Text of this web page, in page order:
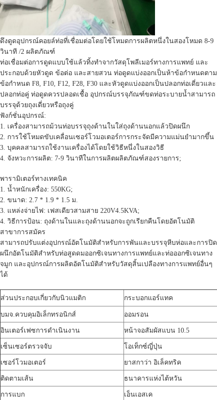
เครื่องประกอบเช็ควาล์ว
เครื่องเปิดหน้าต่างกล่องพาเลทพลาสติก
ดึงดูดอุปกรณ์คอยล์ท่อที่เชื่อมต่อโดยใช้โหมดการผลิตหนึ่งในสองโหมด 8-9
วินาที /2 ผลิตภัณฑ์
ท่อเชื่อมต่อการดูดแบบใช้แล้วทิ้งทำจากวัสดุโพลีเมอร์ทางการแพทย์ และ
ประกอบด้วยหัวดูด ข้อต่อ และสายสวน ท่อดูดแบ่งออกเป็นห้าข้อกำหนดตาม
ข้อกำหนด F8, F10, F12, F28, F30 และหัวดูดแบ่งออกเป็นปลอกท่อเดี่ยวและ
ปลอกท่อคู่ ท่อดูดควรปลอดเชื้อ อุปกรณ์บรรจุภัณฑ์ขดท่อระบายน้ำสามารถ
บรรจุด้วยถุงเดี่ยวหรือถุงคู่
ฟังก์ชั่นอุปกรณ์:
1. เครื่องสามารถม้วนท่อบรรจุถุงด้านในใส่ถุงด้านนอกแล้วปิดผนึก
2. การใช้โหมดขับเคลื่อนเซอร์โวมอเตอร์การกระจัดมีความแม่นยำมากขึ้น
3. บุคคลสามารถใช้งานเครื่องได้โดยใช้วิธีหนึ่งในสองวิธี
4. จังหวะการผลิต: 7-9 วินาทีในการผลิตผลิตภัณฑ์สองรายการ;
พารามิเตอร์ทางเทคนิค
1. น้ำหนักเครื่อง: 550KG;
2. ขนาด: 2.7 * 1.9 * 1.5 ม.
3. แหล่งจ่ายไฟ: เฟสเดียวสามสาย 220V4.5KVA;
4. วิธีการป้อน: ถุงด้านในและถุงด้านนอกจะถูกเรียกคืนโดยอัตโนมัติ
สาขาการสมัคร
สามารถปรับแต่งอุปกรณ์อัตโนมัติสำหรับการพันและบรรจุหีบห่อและการปิด
ผนึกอัตโนมัติสำหรับท่อสูดดมออกซิเจนทางการแพทย์และท่อออกซิเจนทาง
จมูก และอุปกรณ์การผลิตอัตโนมัติสำหรับวัสดุสิ้นเปลืองทางการแพทย์อื่นๆ
ได้
ส่วนประกอบเกี่ยวกับนิวแมติก กระบอกแอร์แทค
บมจ.ควบคุมอิเล็กทรอนิกส์ ออมรอน
อินเตอร์เฟซการดำเนินงาน หน้าจอสัมผัสแบน 10.5
เซ็นเซอร์ตรวจจับ โอเท็กซ์ญี่ปุ่น
เซอร์โวมอเตอร์ ยาสกาว่า อิเล็คทริค
ติดตามเส้น ธนาคารแห่งไต้หวัน
การแบก เอ็นเอสเค